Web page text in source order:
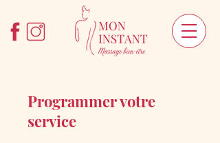
Programmer votre
service